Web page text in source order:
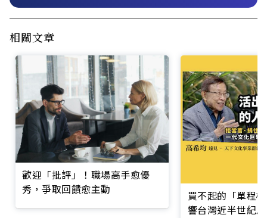
相關文章
歡迎「批評」！職場高手愈優
秀，爭取回饋愈主動
買不起的「單程
響台灣近半世紀